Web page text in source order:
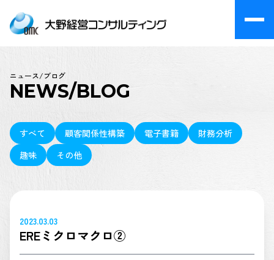
ニュース/ブログ
NEWS/BLOG
すべて 顧客関係性構築 電子書籍
財務分析
趣味
その他
2023.03.03
EREミクロマクロ②